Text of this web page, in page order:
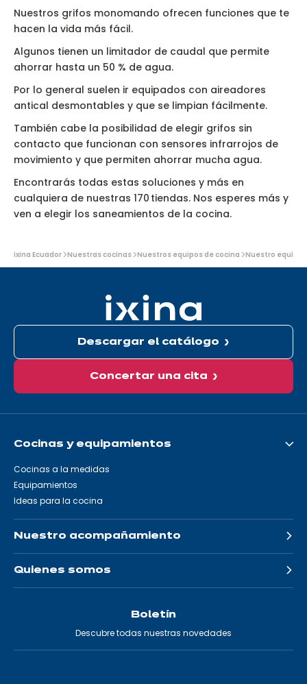
Nuestros grifos monomando ofrecen funciones que te
hacen la vida más fácil.
Algunos tienen un limitador de caudal que permite
ahorrar hasta un 50 % de agua.
Por lo general suelen ir equipados con aireadores
antical desmontables y que se limpian fácilmente.
También cabe la posibilidad de elegir grifos sin
contacto que funcionan con sensores infrarrojos de
movimiento y que permiten ahorrar mucha agua.
Encontrarás todas estas soluciones y más en
cualquiera de nuestras 170 tiendas. Nos esperes más y
ven a elegir los saneamientos de la cocina.
Usted
está
ixina Ecuador Nuestras cocinas Nuestros equipos de cocina Nuestro equipo
Descargar el catálogo
Concertar una cita
Cocinas y equipamientos
Cocinas a la medidas
Equipamientos
Ideas para la cocina
Nuestro acompañamiento
Quienes somos
Boletín
Descubre todas nuestras novedades